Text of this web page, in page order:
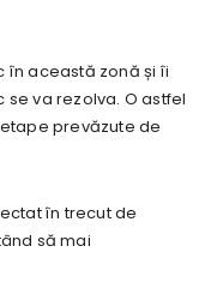
în această zonă și îi
va rezolva. O astfel
prevăzute de
în trecut de
să mai